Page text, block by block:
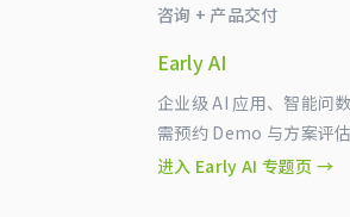
咨询 + 产品交付
Early AI
企业级 AI 应用、智能问
需预约 Demo 与方案评估
进入 Early AI 专题页 →